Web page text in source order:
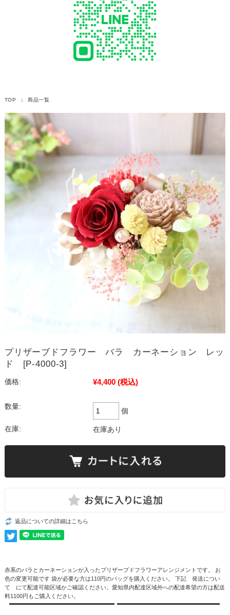
TOP 商品一覧
プリザーブドフラワー バラ カーネーション レッ
ド [P-4000-3]
価格: ¥4,400 (税込)
数量:
個
在庫: 在庫あり
返品についての詳細はこちら
赤系のバラとカーネーションが入ったプリザーブドフラワーアレンジメントです。 お
色の変更可能です 袋が必要な方は110円のバッグを購入ください。 下記 発送につい
て にて配達可能区域かご確認ください。愛知県内配達区域外への配達希望の方は配送
料1100円もご購入ください。